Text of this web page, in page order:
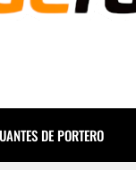
DE PORTERO